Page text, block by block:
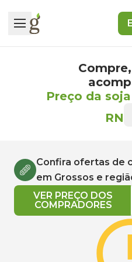
Preço da
RN
Confira ofertas de
em Grossos e
VER PREÇO DOS
COMPRADORES